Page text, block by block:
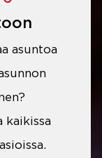
asuntoa
kaikissa